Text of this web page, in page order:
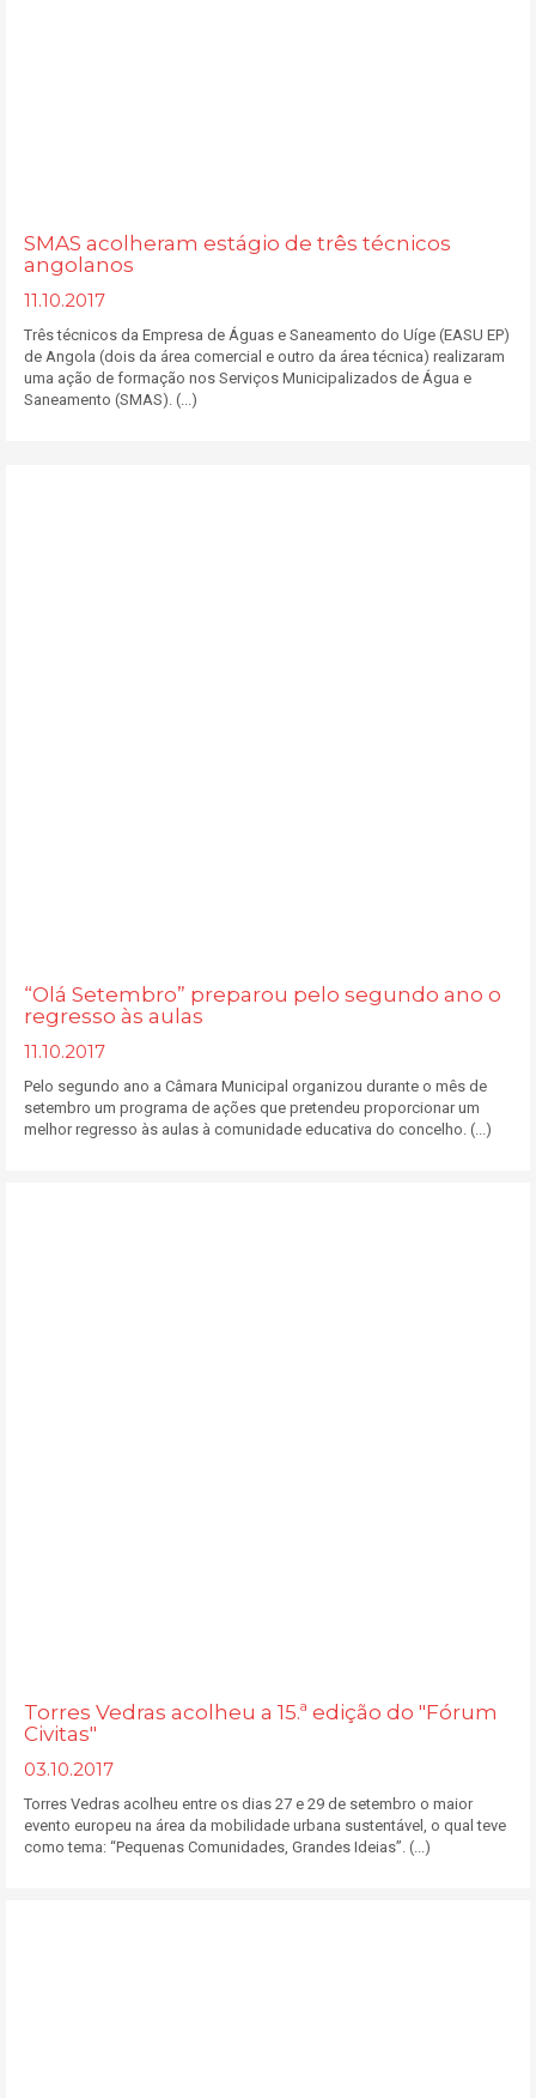
SMAS acolheram estágio de três técnicos
angolanos
11.10.2017
Três técnicos da Empresa de Águas e Saneamento do Uíge (EASU EP)
de Angola (dois da área comercial e outro da área técnica) realizaram
uma ação de formação nos Serviços Municipalizados de Água e
Saneamento (SMAS). (...)
“Olá Setembro” preparou pelo segundo ano o
regresso às aulas
11.10.2017
Pelo segundo ano a Câmara Municipal organizou durante o mês de
setembro um programa de ações que pretendeu proporcionar um
melhor regresso às aulas à comunidade educativa do concelho. (...)
Torres Vedras acolheu a 15.ª edição do "Fórum
Civitas"
03.10.2017
Torres Vedras acolheu entre os dias 27 e 29 de setembro o maior
evento europeu na área da mobilidade urbana sustentável, o qual teve
como tema: “Pequenas Comunidades, Grandes Ideias”. (...)